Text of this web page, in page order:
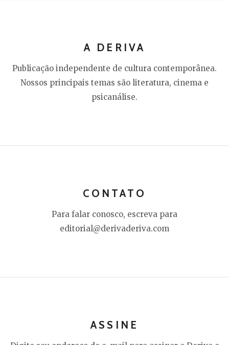
A DERIVA
Publicação independente de cultura contemporânea.
Nossos principais temas são literatura, cinema e
psicanálise.
CONTATO
Para falar conosco, escreva para
editorial@derivaderiva.com
ASSINE